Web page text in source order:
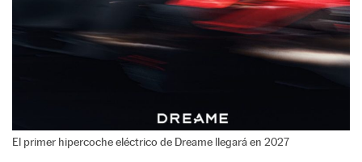
El primer hipercoche eléctrico de Dreame llegará en 2027